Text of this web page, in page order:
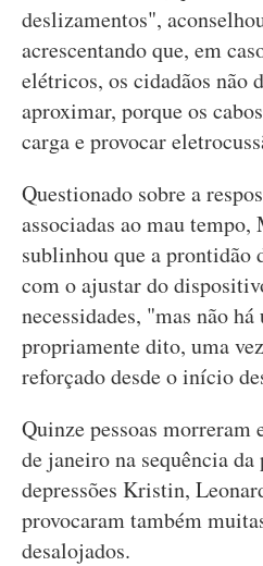
deslizamentos",
acrescentando que, em
elétricos, os cidadãos não
aproximar, porque os
carga e provocar
Questionado sobre a
associadas ao mau
sublinhou que a prontidão
com o ajustar do
necessidades, "mas não
propriamente dito, uma
reforçado desde o início
Quinze pessoas morreram
de janeiro na sequência da
depressões Kristin,
provocaram também
desalojados.